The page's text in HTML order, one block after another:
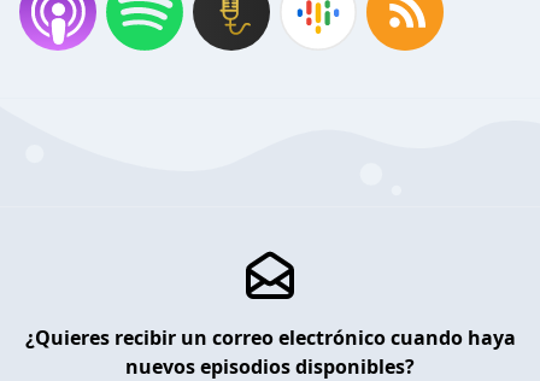
¿Quieres recibir un correo electrónico cuando haya
nuevos episodios disponibles?